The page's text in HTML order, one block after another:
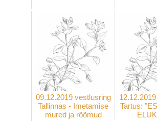
09.12.2019 vestlusring
Tallinnas - Imetamise
mured ja rõõmud
Tartus: